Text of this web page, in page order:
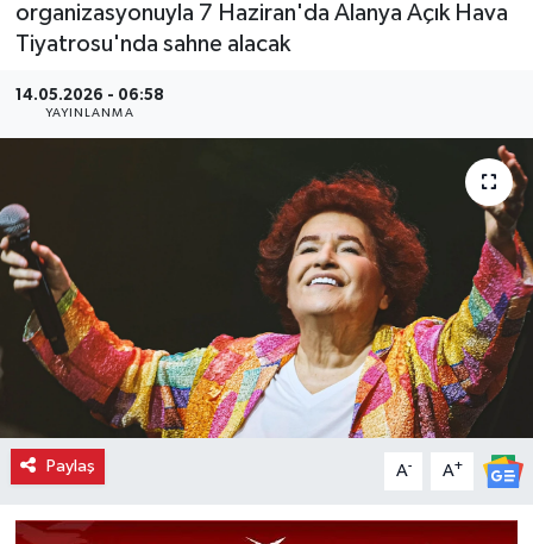
organizasyonuyla 7 Haziran'da Alanya Açık Hava
Tiyatrosu'nda sahne alacak
14.05.2026 - 06:58
YAYINLANMA
Paylaş A- A+
E-Gazete
Haber Arşivi